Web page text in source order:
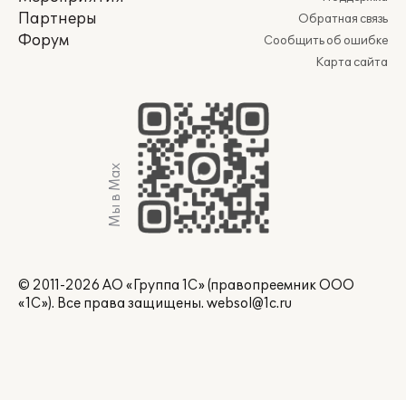
Партнеры
Форум
Обратная связь
Сообщить об ошибке
Карта сайта
Мы в Max
© 2011-2026 АО «Группа 1С» (правопреемник ООО
«1С»). Все права защищены. websol@1c.ru